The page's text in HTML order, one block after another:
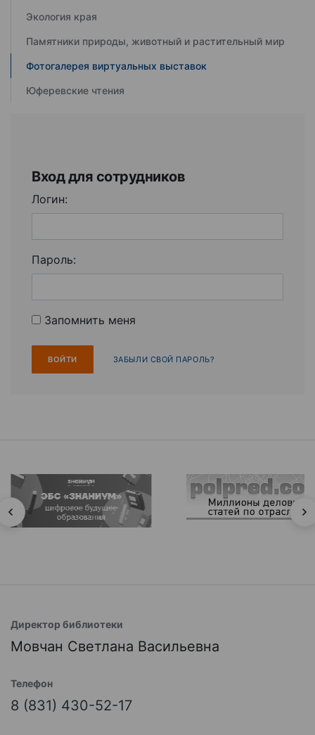
Экология края
Памятники природы, животный и растительный мир
Фотогалерея виртуальных выставок
Юферевские чтения
Вход для сотрудников
Логин:
Пароль:
Запомнить меня
ЗАБЫЛИ СВОЙ ПАРОЛЬ?
Директор библиотеки
Мовчан Светлана Васильевна
Телефон
8 (831) 430-52-17